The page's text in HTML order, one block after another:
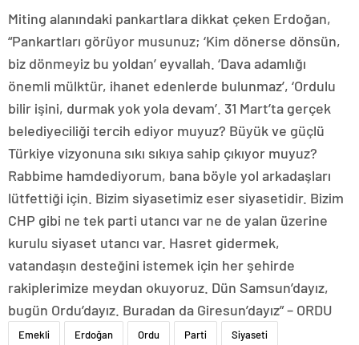
Miting alanındaki pankartlara dikkat çeken Erdoğan,
“Pankartları görüyor musunuz; ‘Kim dönerse dönsün,
biz dönmeyiz bu yoldan’ eyvallah. ‘Dava adamlığı
önemli mülktür, ihanet edenlerde bulunmaz’, ‘Ordulu
bilir işini, durmak yok yola devam’. 31 Mart’ta gerçek
belediyeciliği tercih ediyor muyuz? Büyük ve güçlü
Türkiye vizyonuna sıkı sıkıya sahip çıkıyor muyuz?
Rabbime hamdediyorum, bana böyle yol arkadaşları
lütfettiği için. Bizim siyasetimiz eser siyasetidir. Bizim
CHP gibi ne tek parti utancı var ne de yalan üzerine
kurulu siyaset utancı var. Hasret gidermek,
vatandaşın desteğini istemek için her şehirde
rakiplerimize meydan okuyoruz. Dün Samsun’dayız,
bugün Ordu’dayız. Buradan da Giresun’dayız” – ORDU
Emekli Erdoğan Ordu Parti Siyaseti